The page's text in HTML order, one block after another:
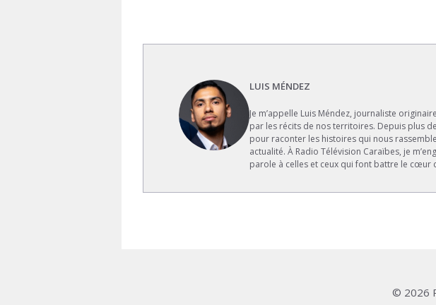
LUIS MÉNDEZ
Je m’appelle Luis Méndez, journaliste
par les récits de nos territoires. Depuis plus
pour raconter les histoires qui nous
actualité. À Radio Télévision Caraïbes, je
parole à celles et ceux qui font battre le cœur
© 2026